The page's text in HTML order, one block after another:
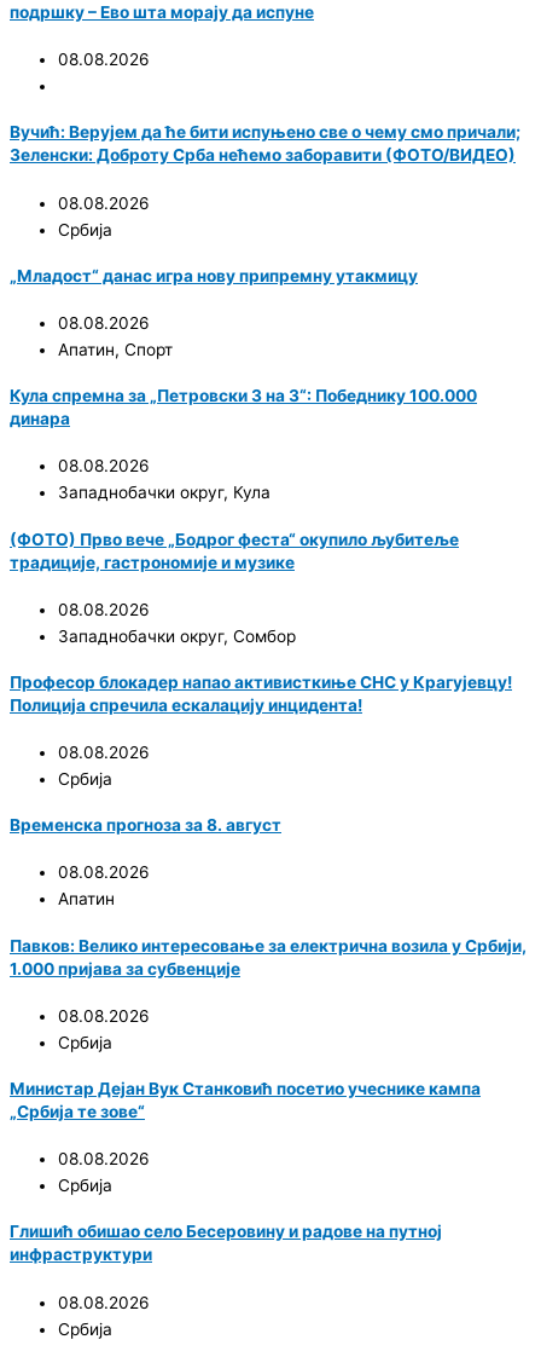
подршку – Ево шта морају да испуне
08.08.2026
Вучић: Верујем да ће бити испуњено све о чему смо причали;
Зеленски: Доброту Срба нећемо заборавити (ФОТО/ВИДЕО)
08.08.2026
Србија
„Младост“ данас игра нову припремну утакмицу
08.08.2026
Апатин, Спорт
Кула спремна за „Петровски 3 на 3“: Победнику 100.000
динара
08.08.2026
Западнобачки округ, Кула
(ФОТО) Прво вече „Бодрог феста“ окупило љубитеље
традиције, гастрономије и музике
08.08.2026
Западнобачки округ, Сомбор
Професор блокадер напао активисткиње СНС у Крагујевцу!
Полиција спречила ескалацију инцидента!
08.08.2026
Србија
Временска прогноза за 8. август
08.08.2026
Апатин
Павков: Велико интересовање за електрична возила у Србији,
1.000 пријава за субвенције
08.08.2026
Србија
Министар Дејан Вук Станковић посетио учеснике кампа
„Србија те зове“
08.08.2026
Србија
Глишић обишао село Бесеровину и радове на путној
инфраструктури
08.08.2026
Србија